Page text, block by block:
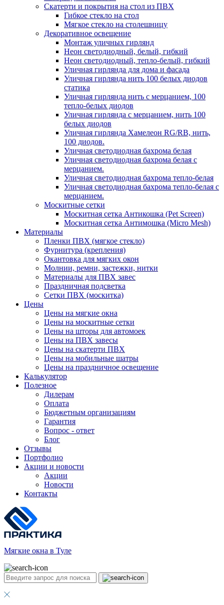
Скатерти и покрытия на стол из ПВХ
Гибкое стекло на стол
Мягкое стекло на столешницу
Декоративное освещение
Монтаж уличных гирлянд
Неон светодиодный, белый, гибкий
Неон светодиодный, тепло-белый, гибкий
Уличная гирлянда для дома и фасада
Уличная гирлянда нить 100 белых диодов
статика
Уличная гирлянда нить с мерцанием, 100
тепло-белых диодов
Уличная гирлянда с мерцанием, нить 100
белых диодов
Уличная гирлянда Хамелеон RG/RB, нить,
100 диодов.
Уличная светодиодная бахрома белая
Уличная светодиодная бахрома белая с
мерцанием.
Уличная светодиодная бахрома тепло-белая
Уличная светодиодная бахрома тепло-белая с
мерцанием.
Москитные сетки
Москитная сетка Антикошка (Pet Screen)
Москитная сетка Антимошка (Micro Mesh)
Материалы
Пленки ПВХ (мягкое стекло)
Фурнитура (крепления)
Окантовка для мягких окон
Молнии, ремни, застежки, нитки
Материалы для ПВХ завес
Праздничная подсветка
Сетки ПВХ (москитка)
Цены
Цены на мягкие окна
Цены на москитные сетки
Цены на шторы для автомоек
Цены на ПВХ завесы
Цены на скатерти ПВХ
Цены на мобильные шатры
Цены на праздничное освещение
Калькулятор
Полезное
Дилерам
Оплата
Бюджетным организациям
Гарантия
Вопрос - ответ
Блог
Отзывы
Портфолио
Акции и новости
Акции
Новости
Контакты
Мягкие окна в Туле